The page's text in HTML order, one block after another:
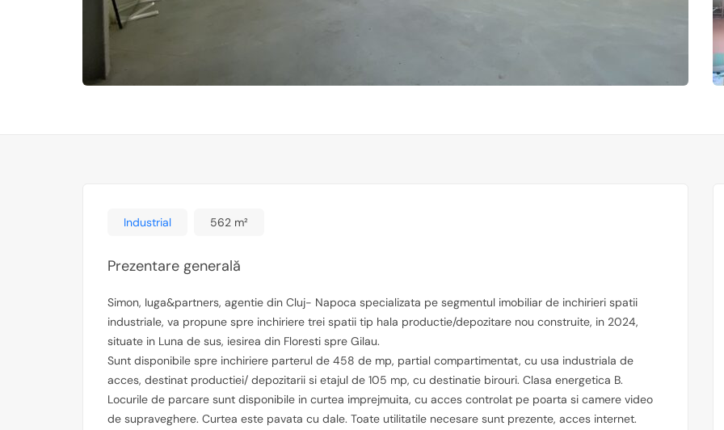
Industrial 562 m²
Prezentare generală
Simon, Iuga&partners, agentie din Cluj- Napoca specializata pe segmentul imobiliar de inchirieri spatii
industriale, va propune spre inchiriere trei spatii tip hala productie/depozitare nou construite, in 2024,
situate in Luna de sus, iesirea din Floresti spre Gilau.
Sunt disponibile spre inchiriere parterul de 458 de mp, partial compartimentat, cu usa industriala de
acces, destinat productiei/ depozitarii si etajul de 105 mp, cu destinatie birouri. Clasa energetica B.
Locurile de parcare sunt disponibile in curtea imprejmuita, cu acces controlat pe poarta si camere video
de supraveghere. Curtea este pavata cu dale. Toate utilitatile necesare sunt prezente, acces internet.